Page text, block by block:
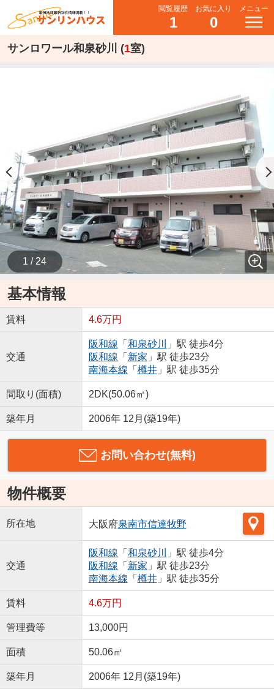
閲覧履歴
1
お気に入り
0
メニュー
サンロワール和泉砂川 (1室)
1 / 24
基本情報
賃料 4.6万円
交通
阪和線 「 和泉砂川
」駅 徒歩4分
阪和線 「 新家 」駅 徒歩23分
南海本線 「 樽井」駅 徒歩35分
間取り(面積) 2DK(50.06㎡)
築年月 2006年 12月(築19年)
お問い合わせ(無料)
物件概要
所在地 大阪府泉南市信達牧野
交通
阪和線 「 和泉砂川
」駅 徒歩4分
阪和線 「 新家 」駅 徒歩23分
南海本線 「 樽井」駅 徒歩35分
賃料 4.6万円
管理費等 13,000円
面積 50.06㎡
築年月 2006年 12月(築19年)